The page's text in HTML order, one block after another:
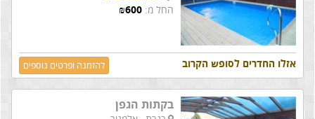
החל מ:
₪600
אזלו החדרים לסופש הקרוב להזמנה ופרטים נוספים
בקתות הגפן